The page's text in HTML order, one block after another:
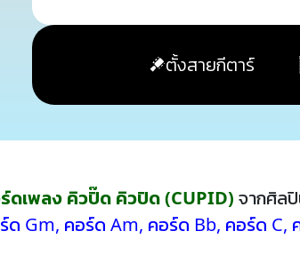
ตั้งสายกีตาร์
ดเพลง คิวปิ๊ด คิวปิด (CUPID) จากศิล
ด Gm, คอร์ด Am, คอร์ด Bb, คอร์ด C,